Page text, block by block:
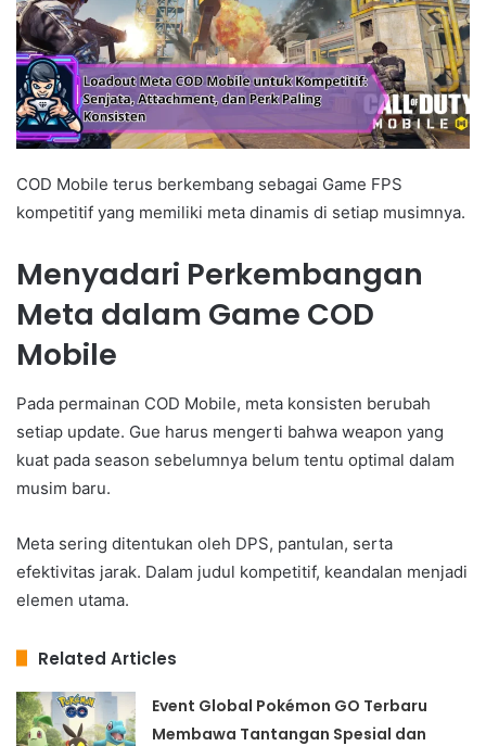
COD Mobile terus berkembang sebagai Game FPS
kompetitif yang memiliki meta dinamis di setiap musimnya.
Menyadari Perkembangan
Meta dalam Game COD
Mobile
Pada permainan COD Mobile, meta konsisten berubah
setiap update. Gue harus mengerti bahwa weapon yang
kuat pada season sebelumnya belum tentu optimal dalam
musim baru.
Meta sering ditentukan oleh DPS, pantulan, serta
efektivitas jarak. Dalam judul kompetitif, keandalan menjadi
elemen utama.
Related Articles
Event Global Pokémon GO Terbaru
Membawa Tantangan Spesial dan